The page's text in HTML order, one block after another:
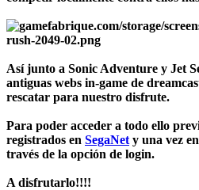
Así junto a Sonic Adventure y Jet
antiguas webs in-game de
rescatar para nuestro disfrute.
Para poder acceder a todo ello
registrados en SegaNet y una vez
través de la opción de login.
A disfrutarlo!!!!